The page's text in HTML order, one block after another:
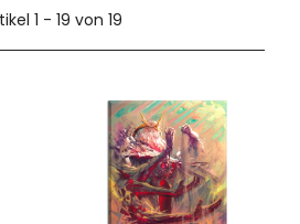
1 - 19 von 19